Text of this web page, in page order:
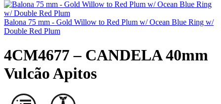
Balona 75 mm - Gold Willow to Red Plum w/ Ocean Blue Ring w/
Double Red Plum
4CM4677 – CANDELA 40mm
Vulcão Apitos